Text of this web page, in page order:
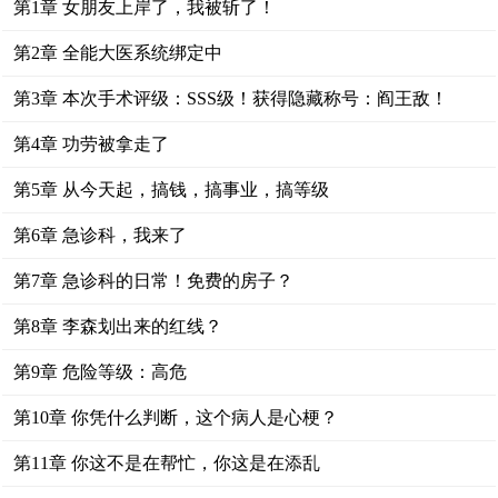
第1章 女朋友上岸了，我被斩了！
第2章 全能大医系统绑定中
第3章 本次手术评级：SSS级！获得隐藏称号：阎王敌！
第4章 功劳被拿走了
第5章 从今天起，搞钱，搞事业，搞等级
第6章 急诊科，我来了
第7章 急诊科的日常！免费的房子？
第8章 李森划出来的红线？
第9章 危险等级：高危
第10章 你凭什么判断，这个病人是心梗？
第11章 你这不是在帮忙，你这是在添乱